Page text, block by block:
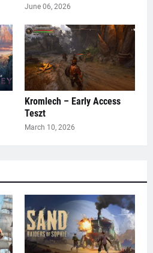
June 06, 2026
Kromlech – Early Access
Teszt
March 10, 2026